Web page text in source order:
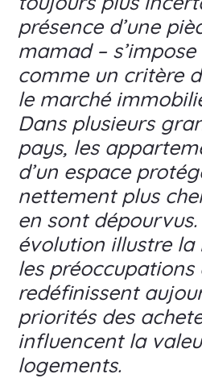
présence d’une
mamad –
comme un critère
le marché
Dans plusieurs
pays, les
d’un espace
nettement plus
en sont
évolution illustre
les préoccupations
redéfinissent
priorités des
influencent la
logements.